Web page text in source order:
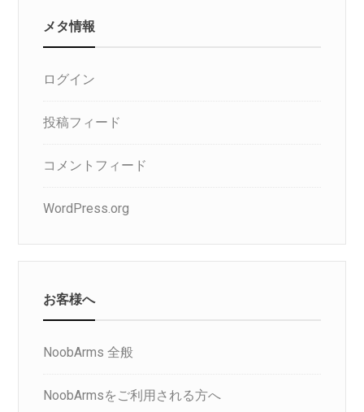
メタ情報
ログイン
投稿フィード
コメントフィード
WordPress.org
お客様へ
NoobArms 全般
NoobArmsをご利用される方へ